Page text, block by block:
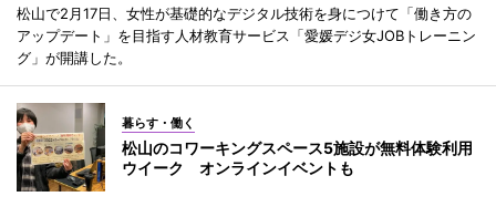
松山で2月17日、女性が基礎的なデジタル技術を身につけて「働き方の
アップデート」を目指す人材教育サービス「愛媛デジ女JOBトレーニン
グ」が開講した。
暮らす・働く
松山のコワーキングスペース5施設が無料体験利用
ウイーク オンラインイベントも